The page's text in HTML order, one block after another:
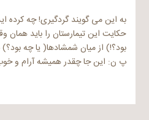
به این می گویند گردگیری! چه کرده
حکایت این تیمارستان را باید
بود؟!) از میان شمشادها( یا چه
پ ن: این جا چقدر همیشه آرام و